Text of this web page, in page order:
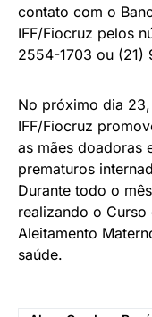
contato com o
IFF/Fiocruz pelos
2554-1703 ou (21)
No próximo dia
IFF/Fiocruz
as mães doadoras
prematuros
Durante todo o
realizando o Curso
Aleitamento
saúde.